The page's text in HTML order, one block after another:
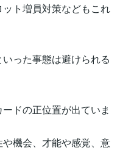
ト増員対策などもこれ
った事態は避けられる
ドの正位置が出ていま
機会、才能や感覚、意